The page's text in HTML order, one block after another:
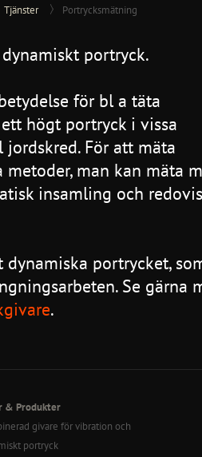
Tjänster Portrycksmätning
portryck.
för bl a täta
högt portryck i vissa
För att mäta
man kan mäta
insamling och
portrycket,
Se gärna
.
& Produkter
givare för vibration och
portryck